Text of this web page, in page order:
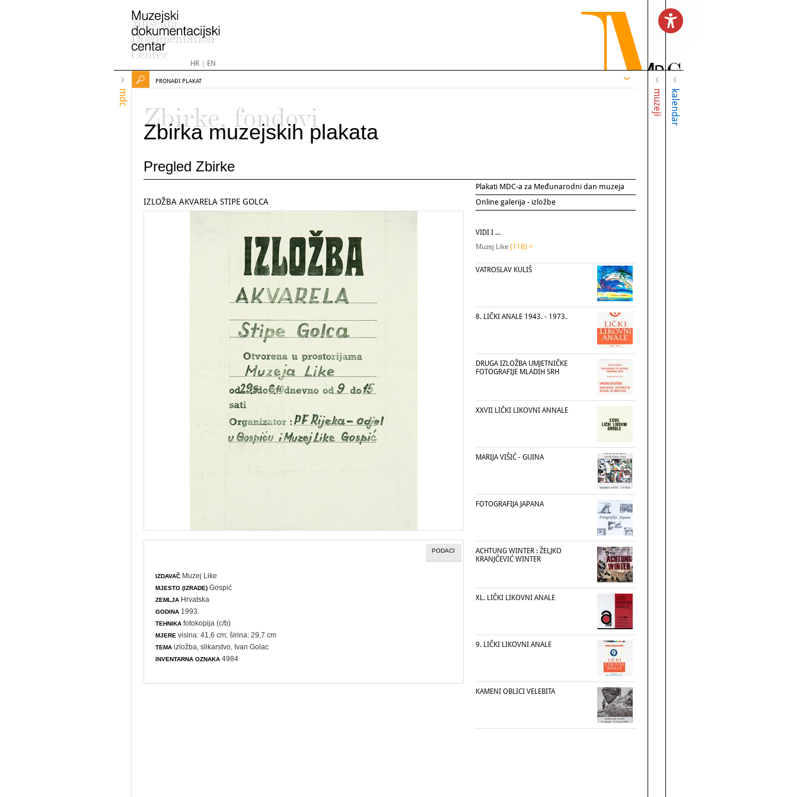
HR| EN
mdc muzeji kalendar
PRONAĐI PLAKAT
Zbirke, fondovi
Zbirka muzejskih plakata
Pregled Zbirke
Plakati MDC-a za Međunarodni dan muzeja
Online galerija - izložbe
IZLOŽBA AKVARELA STIPE GOLCA
PODACI
IZDAVAČ Muzej Like
MJESTO (IZRADE) Gospić
ZEMLJA Hrvatska
GODINA 1993.
TEHNIKA fotokopija (c/b)
MJERE visina: 41,6 cm; širina: 29,7 cm
TEMA izložba ,slikarstvo , Ivan Golac
INVENTARNA OZNAKA 4984
VIDI I ...
Muzej Like (118) >
VATROSLAV KULIŠ
8. LIČKI ANALE 1943. - 1973.
DRUGA IZLOŽBA UMJETNIČKE
FOTOGRAFIJE MLADIH SRH
XXVII LIČKI LIKOVNI ANNALE
MARIJA VIŠIĆ - GUINA
FOTOGRAFIJA JAPANA
ACHTUNG WINTER : ŽELJKO
KRANJČEVIĆ WINTER
XL. LIČKI LIKOVNI ANALE
9. LIČKI LIKOVNI ANALE
KAMENI OBLICI VELEBITA